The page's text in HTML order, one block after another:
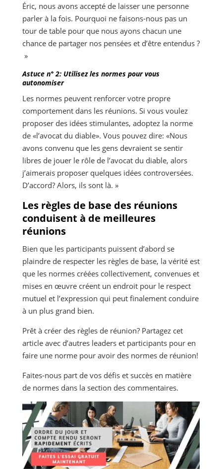
Éric, nous avons accepté de laisser une personne
parler à la fois. Pourquoi ne faisons-nous pas un
tour de table pour que nous ayons chacun une
chance de partager nos pensées et d’être entendus ?
»
Astuce n° 2: Utilisez les normes pour vous
autonomiser
Les normes peuvent renforcer votre propre
comportement dans les réunions. Si vous voulez
proposer des idées stimulantes, adoptez la norme
de «l’avocat du diable». Vous pouvez dire: «Nous
avons convenu que les gens devraient se sentir
libres de jouer le rôle de l’avocat du diable, alors
j’aimerais proposer quelques idées controversées.
D’accord? Alors, ils sont là. »
Les règles de base des réunions
conduisent à de meilleures
réunions
Bien que les participants puissent d’abord se
plaindre de respecter les règles de base, la vérité est
que les normes créées collectivement, convenues et
mises en œuvre créent un endroit pour le respect
mutuel et l’expression qui peut finalement conduire
à un plus grand bien.
Prêt à créer des règles de réunion? Partagez cet
article avec d’autres leaders et participants pour en
faire une norme pour avoir des normes de réunion!
Faites-nous part de vos défis et succès en matière
de normes dans la section des commentaires.